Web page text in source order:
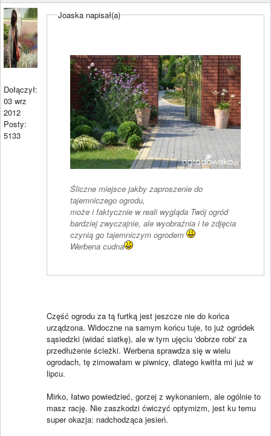
Dołączył:
03 wrz
2012
Posty:
5133
Joaska napisał(a)
Śliczne miejsce jakby zaproszenie do
tajemniczego ogrodu,
może i faktycznie w reali wygląda Twój ogród
bardziej zwyczajnie, ale wyobraźnia i te zdjęcia
czynią go tajemniczym ogrodem
Werbena cudna
Część ogrodu za tą furtką jest jeszcze nie do końca
urządzona. Widoczne na samym końcu tuje, to już ogródek
sąsiedzki (widać siatkę), ale w tym ujęciu 'dobrze robi' za
przedłużenie ścieżki. Werbena sprawdza się w wielu
ogrodach, tę zimowałam w piwnicy, dlatego kwitła mi już w
lipcu.
Mirko, łatwo powiedzieć, gorzej z wykonaniem, ale ogólnie to
masz rację. Nie zaszkodzi ćwiczyć optymizm, jest ku temu
super okazja: nadchodząca jesień.